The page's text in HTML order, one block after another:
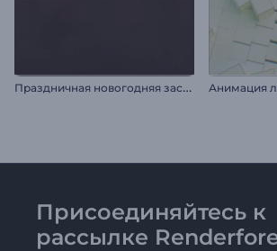
П
раздничная новогодняя заставка
Присоединяйтесь к
рассылке